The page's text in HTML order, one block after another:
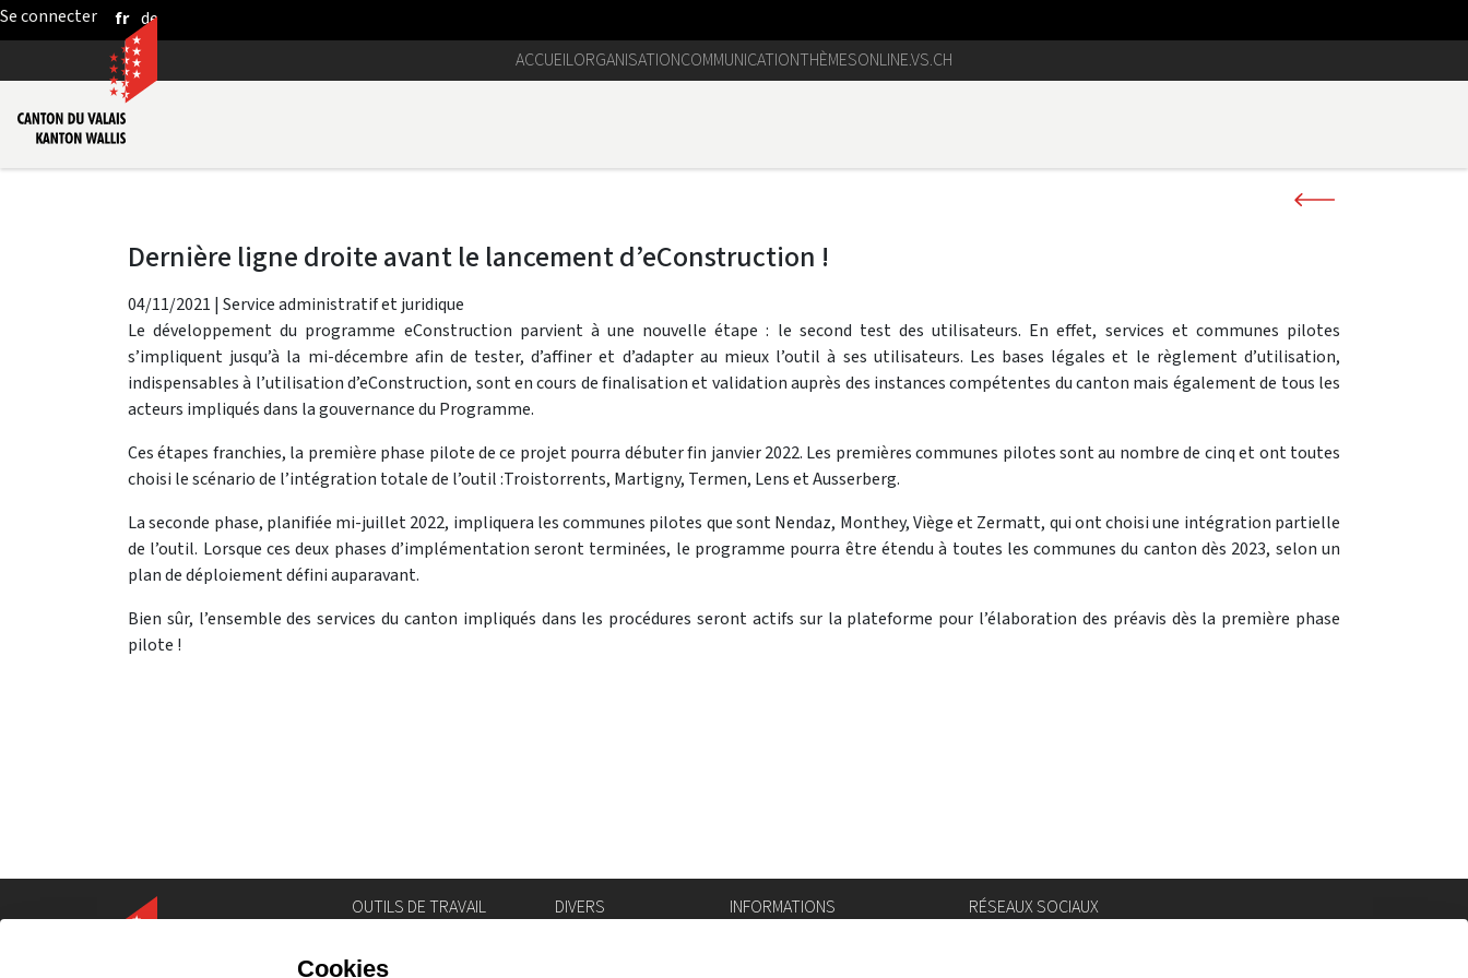
Saut au contenu principal
fr de
ACCUEILORGANISATIONCOMMUNICATIONTHÈMESONLINE.VS.CH
Dernière ligne droite avant le lancement d’eConstruction !
04/11/2021 | Service administratif et juridique
Le développement du programme eConstruction parvient à une nouvelle étape : le second test des utilisateurs. En effet, services et communes pilotes
s’impliquent jusqu’à la mi-décembre afin de tester, d’affiner et d’adapter au mieux l’outil à ses utilisateurs. Les bases légales et le règlement d’utilisation,
indispensables à l’utilisation d’eConstruction, sont en cours de finalisation et validation auprès des instances compétentes du canton mais également de tous les
acteurs impliqués dans la gouvernance du Programme.
Ces étapes franchies, la première phase pilote de ce projet pourra débuter fin janvier 2022. Les premières communes pilotes sont au nombre de cinq et ont toutes
choisi le scénario de l’intégration totale de l’outil :Troistorrents, Martigny, Termen, Lens et Ausserberg.
La seconde phase, planifiée mi-juillet 2022, impliquera les communes pilotes que sont Nendaz, Monthey, Viège et Zermatt, qui ont choisi une intégration partielle
de l’outil. Lorsque ces deux phases d’implémentation seront terminées, le programme pourra être étendu à toutes les communes du canton dès 2023, selon un
plan de déploiement défini auparavant.
Bien sûr, l’ensemble des services du canton impliqués dans les procédures seront actifs sur la plateforme pour l’élaboration des préavis dès la première phase
pilote !
OUTILS DE TRAVAIL
Géoportail
DIVERS
INFORMATIONS
RÉSEAUX SOCIAUX